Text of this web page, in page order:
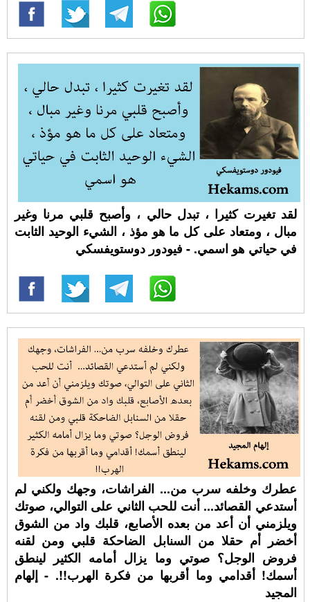
لقد تغيرت كثيرا ، تبدل حالي ، وأصبح قلبي مرنا وغير
مبال ، ومتعاد على كل ما هو مؤذ ، الشيء الوحيد الثابت
في حياتي هو اسمي. - فيودور دوستويفسكي
عطرك وخلفه سرب من... الفراشات، وجهك ولكني لم
أستدعي القصائد... أنت للحب الثاني على التوالي، صوتك
ويلزمني أن أعد من بعده الأصابع، قلبك واد من الشوق
أخضر أم حقلا من السنابل الضاحكة قلبي ومن لقنه
فروض الوجل؟ صوتي وما يزال أمامه الكثير لينطق
أسمك! أقدامي وما أقربها من فكرة الهرب!!. - إلهام
المجيد